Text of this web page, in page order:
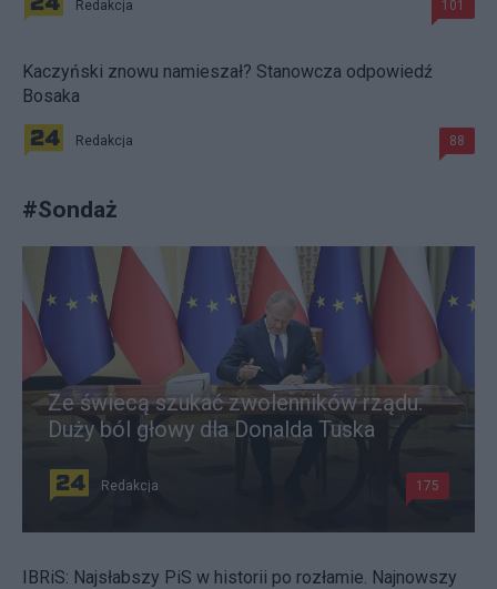
Redakcja 101
Kaczyński znowu namieszał? Stanowcza odpowiedź
Bosaka
Redakcja 88
#Sondaż
Ze świecą szukać zwolenników rządu.
Duży ból głowy dla Donalda Tuska
Redakcja 175
IBRiS: Najsłabszy PiS w historii po rozłamie. Najnowszy